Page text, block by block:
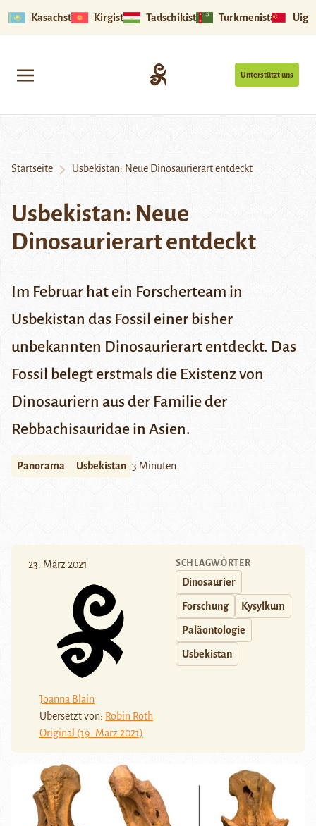
Kasachstan Kirgistan Tadschikistan Turkmenistan
Unterstützt uns
Startseite Usbekistan: Neue Dinosaurierart entdeckt
Usbekistan: Neue
Dinosaurierart entdeckt
Im Februar hat ein Forscherteam in
Usbekistan das Fossil einer bisher
unbekannten Dinosaurierart entdeckt. Das
Fossil belegt erstmals die Existenz von
Dinosauriern aus der Familie der
Rebbachisauridae in Asien.
Panorama Usbekistan 3 Minuten
23. März 2021
Joanna Blain
Übersetzt von: Robin Roth
Original (19. März 2021)
SCHLAGWÖRTER
Dinosaurier
Forschung Kysylkum
Paläontologie
Usbekistan